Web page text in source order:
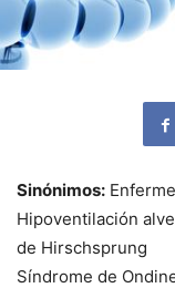
Sinónimos:
Hipoventilación
de Hirschsprung
Síndrome de